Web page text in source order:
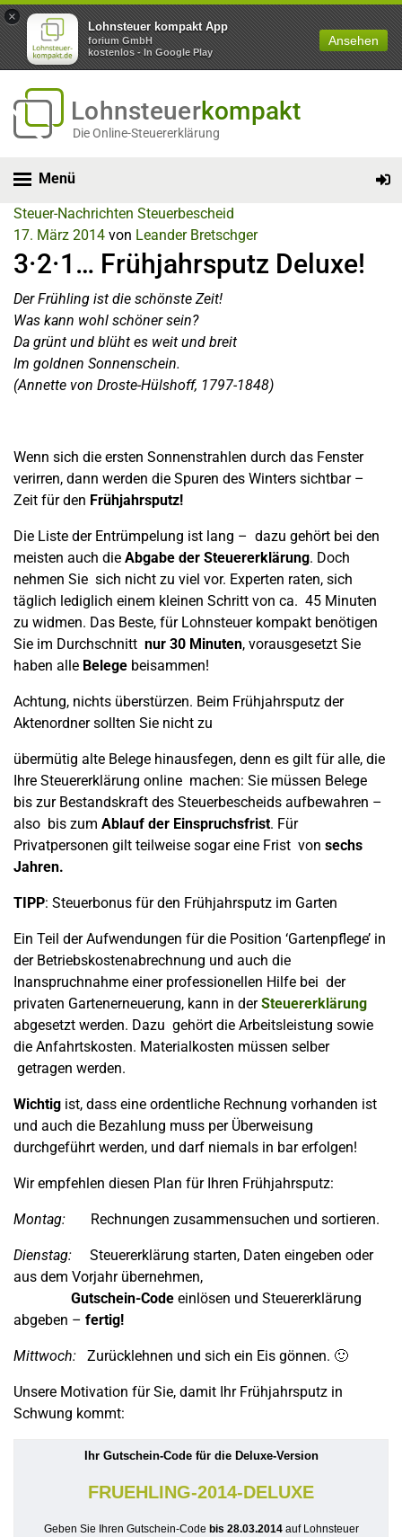
×
Lohnsteuer kompakt App
forium GmbH
kostenlos - In Google Play
Ansehen
Lohnsteuerkompakt
Die Online-Steuererklärung
Menü
Steuer-Nachrichten Steuerbescheid
17. März 2014 von Leander Bretschger
3·2·1… Frühjahrsputz Deluxe!
Der Frühling ist die schönste Zeit!
Was kann wohl schöner sein?
Da grünt und blüht es weit und breit
Im goldnen Sonnenschein.
(Annette von Droste-Hülshoff, 1797-1848)
Wenn sich die ersten Sonnenstrahlen durch das Fenster
verirren, dann werden die Spuren des Winters sichtbar –
Zeit für den Frühjahrsputz!
Die Liste der Entrümpelung ist lang – dazu gehört bei den
meisten auch die Abgabe der Steuererklärung. Doch
nehmen Sie sich nicht zu viel vor. Experten raten, sich
täglich lediglich einem kleinen Schritt von ca. 45 Minuten
zu widmen. Das Beste, für Lohnsteuer kompakt benötigen
Sie im Durchschnitt nur 30 Minuten, vorausgesetzt Sie
haben alle Belege beisammen!
Achtung, nichts überstürzen. Beim Frühjahrsputz der
Aktenordner sollten Sie nicht zu
übermütig alte Belege hinausfegen, denn es gilt für alle, die
Ihre Steuererklärung online machen: Sie müssen Belege
bis zur Bestandskraft des Steuerbescheids aufbewahren –
also bis zum Ablauf der Einspruchsfrist. Für
Privatpersonen gilt teilweise sogar eine Frist von sechs
Jahren.
TIPP: Steuerbonus für den Frühjahrsputz im Garten
Ein Teil der Aufwendungen für die Position ‘Gartenpflege’ in
der Betriebskostenabrechnung und auch die
Inanspruchnahme einer professionellen Hilfe bei der
privaten Gartenerneuerung, kann in derSteuererklärung
abgesetzt werden. Dazu gehört die Arbeitsleistung sowie
die Anfahrtskosten. Materialkosten müssen selber
getragen werden.
Wichtig ist, dass eine ordentliche Rechnung vorhanden ist
und auch die Bezahlung muss per Überweisung
durchgeführt werden, und darf niemals in bar erfolgen!
Wir empfehlen diesen Plan für Ihren Frühjahrsputz:
Montag: Rechnungen zusammensuchen und sortieren.
Dienstag: Steuererklärung starten, Daten eingeben oder
aus dem Vorjahr übernehmen,
Gutschein-Code einlösen und Steuererklärung
abgeben – fertig!
Mittwoch: Zurücklehnen und sich ein Eis gönnen. 🙂
Unsere Motivation für Sie, damit Ihr Frühjahrsputz in
Schwung kommt:
Ihr Gutschein-Code für die Deluxe-Version
FRUEHLING-2014-DELUXE
Geben Sie Ihren Gutschein-Code bis 28.03.2014auf Lohnsteuer